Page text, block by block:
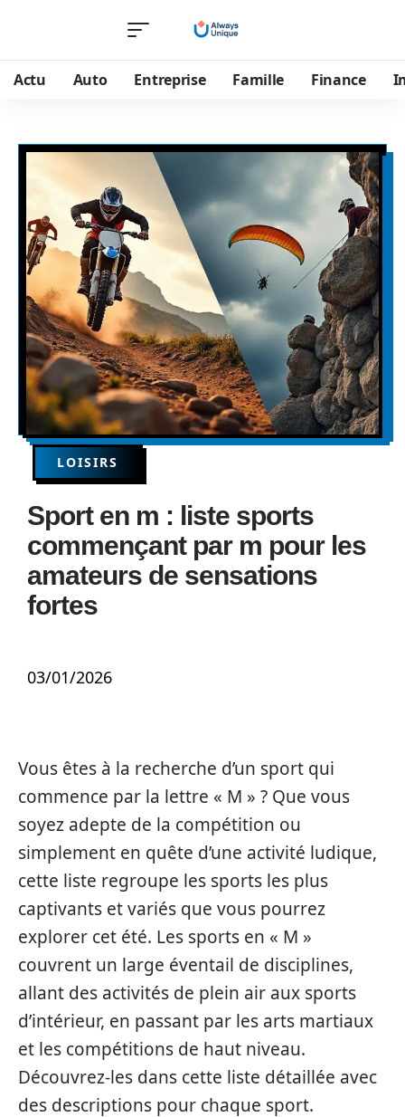
Actu Auto Entreprise Famille Finance
LOISIRS
Sport en m : liste sports
commençant par m pour les
amateurs de sensations
fortes
03/01/2026
Vous êtes à la recherche d’un sport qui
commence par la lettre « M » ? Que vous
soyez adepte de la compétition ou
simplement en quête d’une activité ludique,
cette liste regroupe les sports les plus
captivants et variés que vous pourrez
explorer cet été. Les sports en « M »
couvrent un large éventail de disciplines,
allant des activités de plein air aux sports
d’intérieur, en passant par les arts martiaux
et les compétitions de haut niveau.
Découvrez-les dans cette liste détaillée avec
des descriptions pour chaque sport.